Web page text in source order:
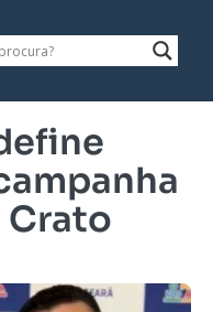
Crato